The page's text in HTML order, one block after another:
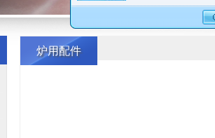
炉用配件